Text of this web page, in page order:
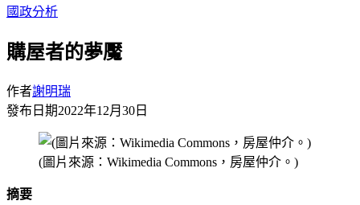
國政分析
購屋者的夢魘
作者謝明瑞
發布日期2022年12月30日
(圖片來源：Wikimedia Commons，房屋仲介。)
摘要